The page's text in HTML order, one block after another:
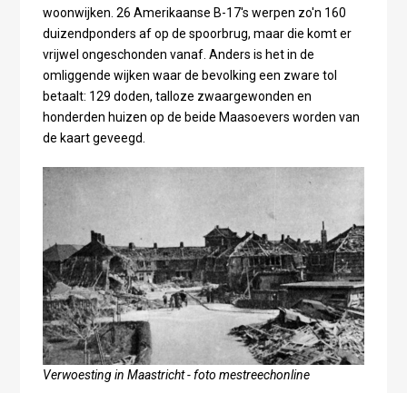
woonwijken. 26 Amerikaanse B-17's werpen zo'n 160
duizendponders af op de spoorbrug, maar die komt er
vrijwel ongeschonden vanaf. Anders is het in de
omliggende wijken waar de bevolking een zware tol
betaalt: 129 doden, talloze zwaargewonden en
honderden huizen op de beide Maasoevers worden van
de kaart geveegd.
Verwoesting in Maastricht - foto mestreechonline